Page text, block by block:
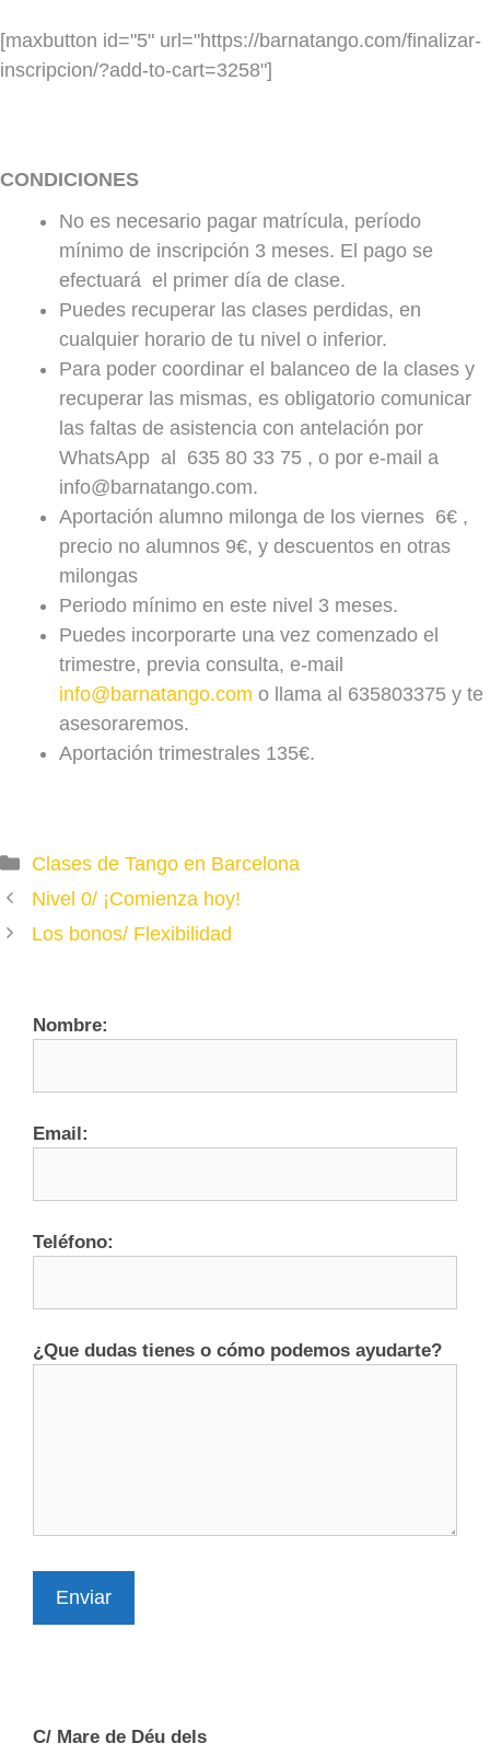
Distintos profesores
MARTES En preparación
MIÉRCOLES
JUEVES
VIERNES
SÁBADO
Practicas y Milonga
LUNES
MARTES
MIÉRCOLES
JUEVES
19.00 - 21.00
2º y 4º sábado del mes
LUNES
MARTES
[maxbutton id="5" url="https://barnatango.com/finalizar-
inscripcion/?add-to-cart=3258"]
CONDICIONES
No es necesario pagar matrícula, período
mínimo de inscripción 3 meses. El pago se
efectuará el primer día de clase.
Puedes recuperar las clases perdidas, en
cualquier horario de tu nivel o inferior.
Para poder coordinar el balanceo de la clases y
recuperar las mismas, es obligatorio comunicar
las faltas de asistencia con antelación por
WhatsApp al 635 80 33 75 , o por e-mail a
info@barnatango.com.
Aportación alumno milonga de los viernes 6€ ,
precio no alumnos 9€, y descuentos en otras
milongas
Periodo mínimo en este nivel 3 meses.
Puedes incorporarte una vez comenzado el
trimestre, previa consulta, e-mail
info@barnatango.com o llama al 635803375 y te
asesoraremos.
Aportación trimestrales 135€.
Categories
Clases de Tango en Barcelona
Nivel 0/ ¡Comienza hoy!
Los bonos/ Flexibilidad
Nombre:
Email:
Teléfono:
¿Que dudas tienes o cómo podemos ayudarte?
Enviar
C/ Mare de Déu dels